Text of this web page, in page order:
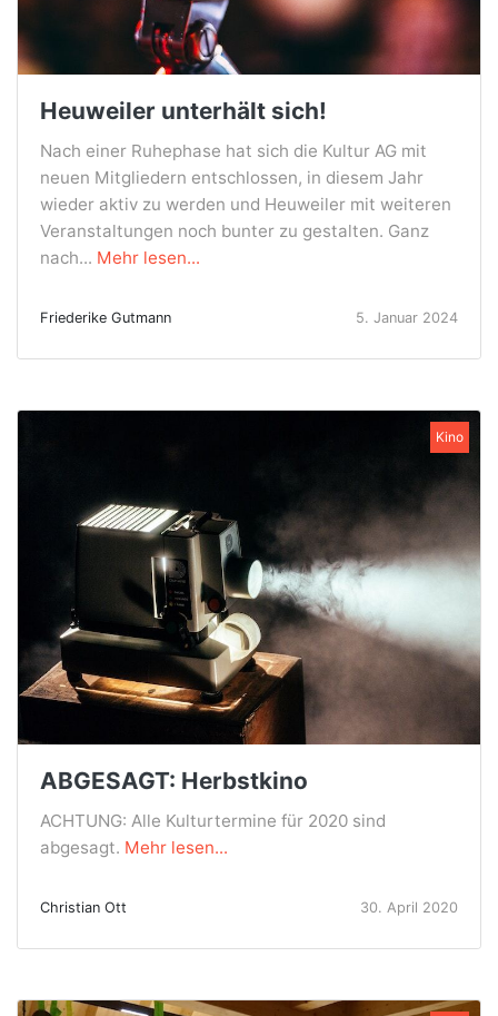
Heuweiler unterhält sich!
Nach einer Ruhephase hat sich die Kultur AG mit
neuen Mitgliedern entschlossen, in diesem Jahr
wieder aktiv zu werden und Heuweiler mit weiteren
Veranstaltungen noch bunter zu gestalten. Ganz
nach... Mehr lesen...
Friederike Gutmann 5. Januar 2024
Kino
ABGESAGT: Herbstkino
ACHTUNG: Alle Kulturtermine für 2020 sind
abgesagt. Mehr lesen...
Christian Ott 30. April 2020